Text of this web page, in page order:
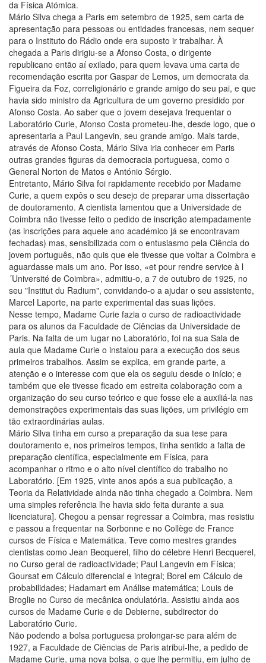
da Física Atómica.
Mário Silva chega a Paris em setembro de 1925, sem carta de
apresentação para pessoas ou entidades francesas, nem sequer
para o Instituto do Rádio onde era suposto ir trabalhar. À
chegada a Paris dirigiu-se a Afonso Costa, o dirigente
republicano então aí exilado, para quem levava uma carta de
recomendação escrita por Gaspar de Lemos, um democrata da
Figueira da Foz, correligionário e grande amigo do seu pai, e que
havia sido ministro da Agricultura de um governo presidido por
Afonso Costa. Ao saber que o jovem desejava frequentar o
Laboratório Curie, Afonso Costa prometeu-lhe, desde logo, que o
apresentaria a Paul Langevin, seu grande amigo. Mais tarde,
através de Afonso Costa, Mário Silva iria conhecer em Paris
outras grandes figuras da democracia portuguesa, como o
General Norton de Matos e António Sérgio.
Entretanto, Mário Silva foi rapidamente recebido por Madame
Curie, a quem expôs o seu desejo de preparar uma dissertação
de doutoramento. A cientista lamentou que a Universidade de
Coimbra não tivesse feito o pedido de inscrição atempadamente
(as inscrições para aquele ano académico já se encontravam
fechadas) mas, sensibilizada com o entusiasmo pela Ciência do
jovem português, não quis que ele tivesse que voltar a Coimbra e
aguardasse mais um ano. Por isso, «et pour rendre service à l
´Université de Coimbra», admitiu-o, a 7 de outubro de 1925, no
seu "Institut du Radium", convidando-o a ajudar o seu assistente,
Marcel Laporte, na parte experimental das suas lições.
Nesse tempo, Madame Curie fazia o curso de radioactividade
para os alunos da Faculdade de Ciências da Universidade de
Paris. Na falta de um lugar no Laboratório, foi na sua Sala de
aula que Madame Curie o instalou para a execução dos seus
primeiros trabalhos. Assim se explica, em grande parte, a
atenção e o interesse com que ela os seguiu desde o início; e
também que ele tivesse ficado em estreita colaboração com a
organização do seu curso teórico e que fosse ele a auxiliá-la nas
demonstrações experimentais das suas lições, um privilégio em
tão extraordinárias aulas.
Mário Silva tinha em curso a preparação da sua tese para
doutoramento e, nos primeiros tempos, tinha sentido a falta de
preparação científica, especialmente em Física, para
acompanhar o ritmo e o alto nível científico do trabalho no
Laboratório. [Em 1925, vinte anos após a sua publicação, a
Teoria da Relatividade ainda não tinha chegado a Coimbra. Nem
uma simples referência lhe havia sido feita durante a sua
licenciatura]. Chegou a pensar regressar a Coimbra, mas resistiu
e passou a frequentar na Sorbonne e no Collège de France
cursos de Física e Matemática. Teve como mestres grandes
cientistas como Jean Becquerel, filho do célebre Henri Becquerel,
no Curso geral de radioactividade; Paul Langevin em Física;
Goursat em Cálculo diferencial e integral; Borel em Cálculo de
probabilidades; Hadamart em Análise matemática; Louis de
Broglie no Curso de mecânica ondulatória. Assistiu ainda aos
cursos de Madame Curie e de Debierne, subdirector do
Laboratório Curie.
Não podendo a bolsa portuguesa prolongar-se para além de
1927, a Faculdade de Ciências de Paris atribui-lhe, a pedido de
Madame Curie, uma nova bolsa, o que lhe permitiu, em julho de